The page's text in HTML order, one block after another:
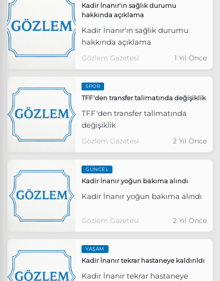
Kadir İnanır'ın sağlık durumu
hakkında açıklama
Kadir İnanır'ın sağlık durumu
hakkında açıklama
Gözlem Gazetesi 1 Yıl Önce
SPOR
TFF'den transfer talimatında değişiklik
TFF'den transfer talimatında
değişiklik
Gözlem Gazetesi 2 Yıl Önce
GÜNCEL
Kadir İnanır yoğun bakıma alındı
Kadir İnanır yoğun bakıma alındı
Gözlem Gazetesi 2 Yıl Önce
YAŞAM
Kadir İnanır tekrar hastaneye kaldırıldı
Kadir İnanır tekrar hastaneye